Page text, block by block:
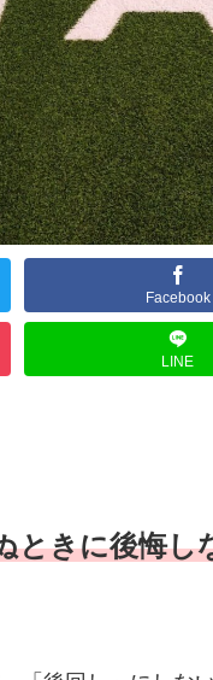
Facebook
LINE
ときに後悔